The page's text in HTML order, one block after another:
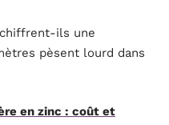
ils une
pèsent lourd dans
en zinc : coût et